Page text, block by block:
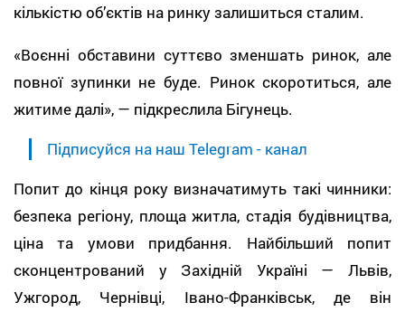
кількістю об’єктів на ринку залишиться сталим.
«Воєнні обставини суттєво зменшать ринок, але
повної зупинки не буде. Ринок скоротиться, але
житиме далі», — підкреслила Бігунець.
Підписуйся на наш Telegram - канал
Попит до кінця року визначатимуть такі чинники:
безпека регіону, площа житла, стадія будівництва,
ціна та умови придбання. Найбільший попит
сконцентрований у Західній Україні — Львів,
Ужгород, Чернівці, Івано-Франківськ, де він